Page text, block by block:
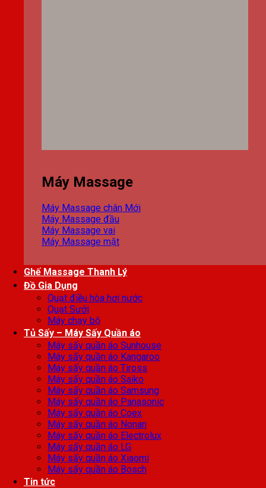
Máy Massage
Máy Massage chân
Máy Massage đầu
Máy Massage vai
Máy Massage mặt
Ghế Massage Thanh Lý
Đồ Gia Dụng
Quạt điều hòa hơi nước
Quạt Sưởi
Máy chạy bộ
Tủ Sấy – Máy Sấy Quần áo
Máy sấy quần áo Sunhouse
Máy sấy quần áo Kangaroo
Máy sấy quần áo Tiross
Máy sấy quần áo Saiko
Máy sấy quần áo Samsung
Máy sấy quần áo Panasonic
Máy sấy quần áo Coex
Máy sấy quần áo Nonan
Máy sấy quần áo Electrolux
Máy sấy quần áo LG
Máy sấy quần áo Xiaomi
Máy sấy quần áo Bosch
Tin tức